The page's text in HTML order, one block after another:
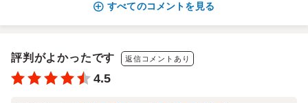
すべてのコメントを見る
評判がよかったです 返信コメントあり
4.5